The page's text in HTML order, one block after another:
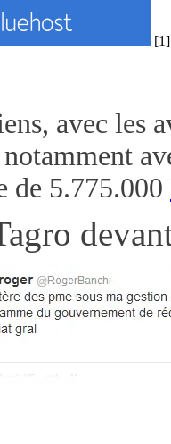
[1]
avec les
de 5.775.000